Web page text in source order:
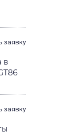
заявку
в
заявку